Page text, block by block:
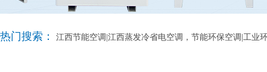
热门搜索： 江西节能空调|江西蒸发冷省电空调，节能环保空调|工业